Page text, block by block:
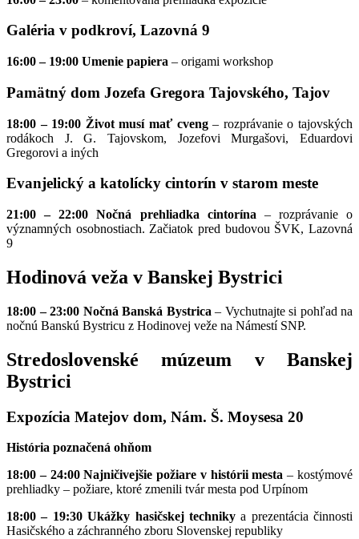
Galéria v podkroví, Lazovná 9
16:00 – 19:00 Umenie papiera – origami workshop
Pamätný dom Jozefa Gregora Tajovského, Tajov
18:00 – 19:00 Život musí mať cveng– rozprávanie o tajovských
rodákoch J. G. Tajovskom, Jozefovi Murgašovi, Eduardovi
Gregorovi a iných
Evanjelický a katolícky cintorín v starom meste
21:00 – 22:00 Nočná prehliadka cintorína – rozprávanie o
významných osobnostiach. Začiatok pred budovou ŠVK, Lazovná
9
Hodinová veža v Banskej Bystrici
18:00 – 23:00 Nočná Banská Bystrica – Vychutnajte si pohľad na
nočnú Banskú Bystricu z Hodinovej veže na Námestí SNP.
Stredoslovenské múzeum v Banskej
Bystrici
Expozícia Matejov dom, Nám. Š. Moysesa 20
História poznačená ohňom
18:00 – 24:00 Najničivejšie požiare v histórii mesta – kostýmové
prehliadky – požiare, ktoré zmenili tvár mesta pod Urpínom
18:00 – 19:30 Ukážky hasičskej technikya prezentácia činnosti
Hasičského a záchranného zboru Slovenskej republiky